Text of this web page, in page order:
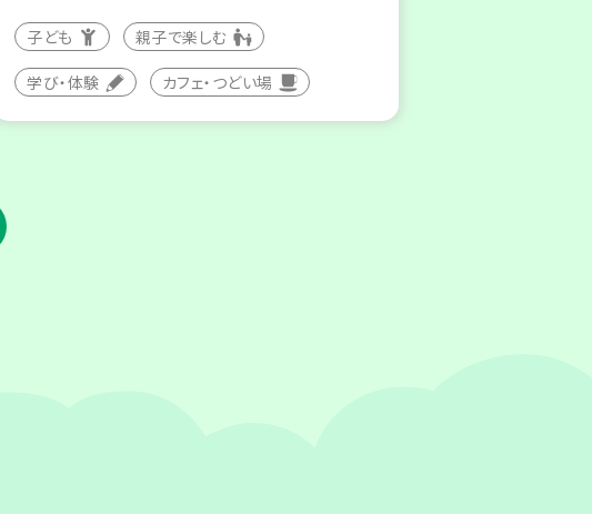
子ども 親子で楽しむ
学び・体験 カフェ・つどい場